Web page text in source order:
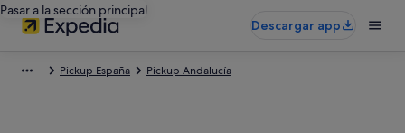
Pasar a la sección principal
Descargar app
Pickup España Pickup Andalucía